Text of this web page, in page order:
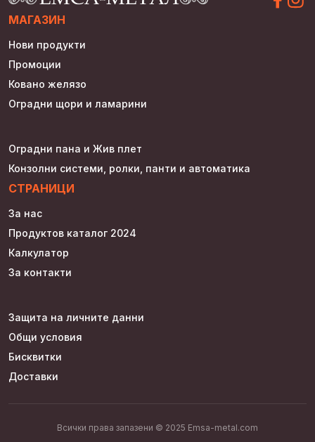
МАГАЗИН
Нови продукти
Промоции
Ковано желязо
Оградни щори и ламарини
Оградни пана и Жив плет
Конзолни системи, ролки, панти и автоматика
СТРАНИЦИ
За нас
Продуктов каталог 2024
Калкулатор
За контакти
Защита на личните данни
Общи условия
Бисквитки
Доставки
Всички права запазени © 2025 Emsa-metal.com